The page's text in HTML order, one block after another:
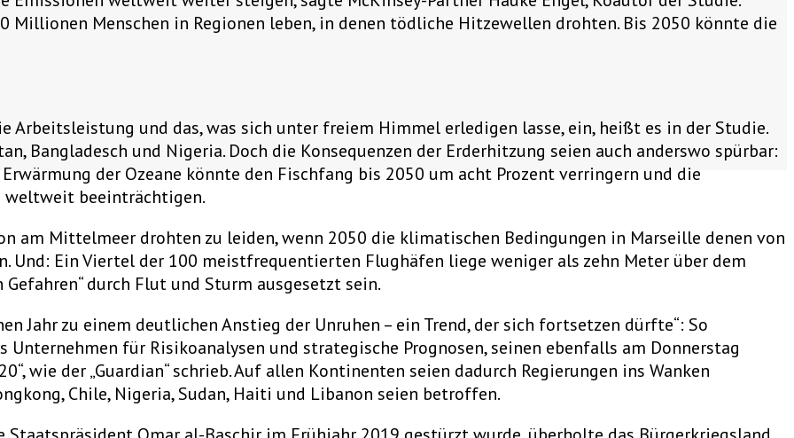
Millionen Menschen in Regionen leben, in denen tödliche Hitzewellen drohten. Bis 2050 könnte die
und das, was sich unter freiem Himmel erledigen lasse, ein, heißt es in der Studie.
Bangladesch und Nigeria. Doch die Konsequenzen der Erderhitzung seien auch anderswo spürbar:
der Ozeane könnte den Fischfang bis 2050 um acht Prozent verringern und die
weltweit beeinträchtigen.
am Mittelmeer drohten zu leiden, wenn 2050 die klimatischen Bedingungen in Marseille denen von
Und: Ein Viertel der 100 meistfrequentierten Flughäfen liege weniger als zehn Meter über dem
durch Flut und Sturm ausgesetzt sein.
Jahr zu einem deutlichen Anstieg der Unruhen – ein Trend, der sich fortsetzen dürfte“: So
für Risikoanalysen und strategische Prognosen, seinen ebenfalls am Donnerstag
wie der „Guardian“ schrieb. Auf allen Kontinenten seien dadurch Regierungen ins Wanken
Chile, Nigeria, Sudan, Haiti und Libanon seien betroffen.